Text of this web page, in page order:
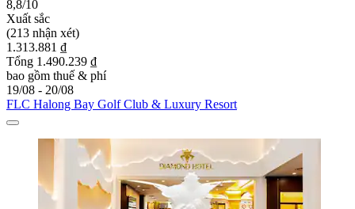
8,8/10
Xuất sắc
(213 nhận xét)
1.313.881 ₫
Tổng 1.490.239 ₫
bao gồm thuế & phí
19/08 - 20/08
FLC Halong Bay Golf Club & Luxury Resort